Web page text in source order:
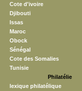
Cote d'ivoire
Djibouti
Issas
Maroc
Obock
Sénégal
Cote des Somalies
Tunisie
Philatélie
lexique philatélique